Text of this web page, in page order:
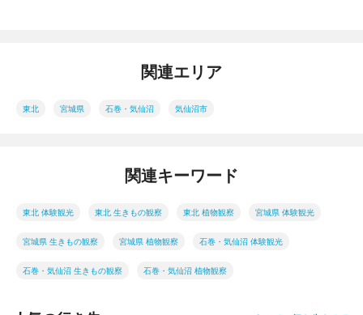
関連エリア
東北 宮城県 石巻・気仙沼 気仙沼市
関連キーワード
東北 体験観光 東北 生きもの観察 東北 植物観察 宮城県 体験観光
宮城県 生きもの観察 宮城県 植物観察 石巻・気仙沼 体験観光
石巻・気仙沼 生きもの観察 石巻・気仙沼 植物観察